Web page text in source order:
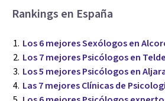
Rankings en España
Los 6 mejores Sexólogos en
Los 7 mejores Psicólogos en Telde
Los 5 mejores Psicólogos en
Las 7 mejores Clínicas de